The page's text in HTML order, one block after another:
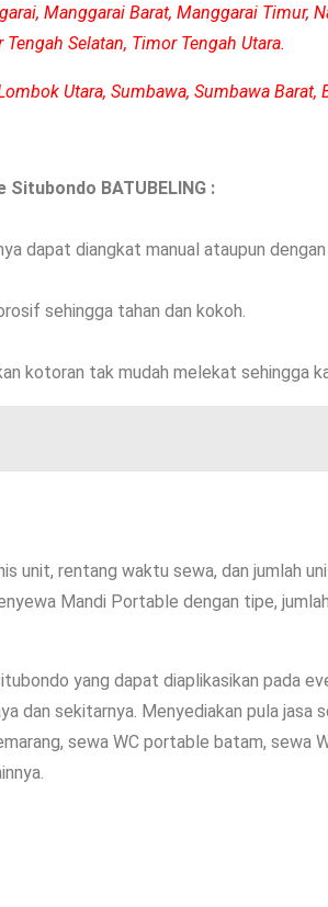
Manggarai Barat, Manggarai Timur,
Selatan, Timor Tengah Utara.
Utara, Sumbawa, Sumbawa Barat,
BATUBELING :
dapat diangkat manual ataupun
sehingga tahan dan kokoh.
kotoran tak mudah melekat sehingga
rentang waktu sewa, dan jumlah
Mandi Portable dengan tipe,
yang dapat diaplikasikan pada
sekitarnya. Menyediakan pula jasa
sewa WC portable batam, sewa